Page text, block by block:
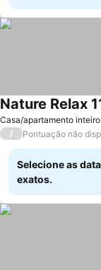
Casa/apartamento inteiro
Nature Relax
/ Pontuação não
Selecione as
exatos.